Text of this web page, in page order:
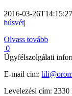
2016-03-
húsvét|
Olvass tovább
0
Ügyfélszolgálati
E-mail cím:
Levelezési cím: 2330